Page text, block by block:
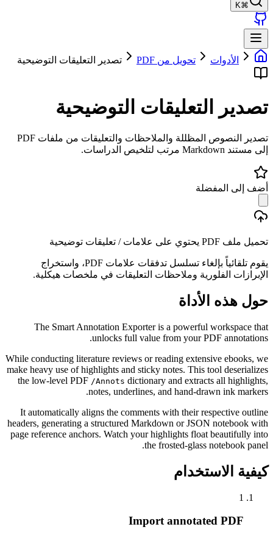
⌘K
الأدوات تحويل من PDF تصدير التعليقات التوضيحية
تصدير التعليقات التوضيحية
تصدير النصوص المظللة والملاحظات والتعليقات من ملفات PDF
إلى مستند Markdown مرتب لتلخيص الدراسات.
أضف إلى المفضلة
تحميل ملف PDF يحتوي على علامات / تعليقات توضيحية
يقوم تلقائياً بإلغاء تسلسل تدفقات علامات PDF، واستخراج
الإبرازات الفلورية وملاحظات التعليقات في ملخصات هيكلية.
حول هذه الأداة
The Smart Annotation Exporter is a powerful workspace that
unlocks full value from your PDF annotations.
While conducting literature reviews or reading extensive ebooks, we
make heavy use of highlights and sticky notes. This tool deserializes
the low-level PDF /Annots dictionary and extracts all highlights,
notes, underlines, and hand-drawn ink markers.
It automatically aligns the comments with their respective outline
headers, generating a structured Markdown or JSON notebook with
page reference anchors. Watch your highlights float beautifully into
the frosted-glass notebook panel.
كيفية الاستخدام
1
Import annotated PDF